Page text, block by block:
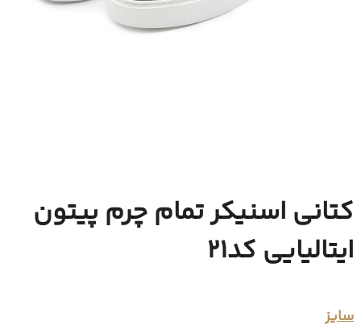
کتانی اسنیکر تمام چرم پیتون
ایتالیایی کد21
سایز